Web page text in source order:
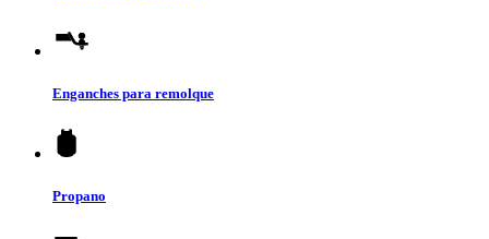
Enganches para remolque
Propano